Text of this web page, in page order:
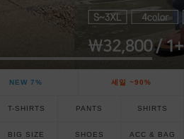
NEW 7% 세일 ~90%
T-SHIRTS PANTS SHIRTS
BIG SIZE SHOES ACC & BAG